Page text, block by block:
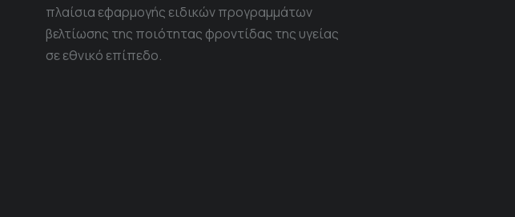
πλαίσια εφαρμογής ειδικών προγραμμάτων
βελτίωσης της ποιότητας φροντίδας της υγείας
σε εθνικό επίπεδο.